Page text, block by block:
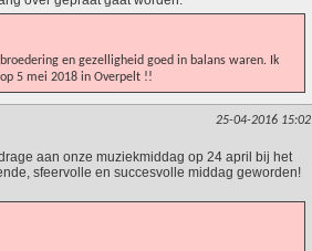
en gezelligheid goed in balans waren. Ik
5 mei 2018 in Overpelt !!
25-04-2016 15:02
aan onze muziekmiddag op 24 april bij het
sfeervolle en succesvolle middag geworden!